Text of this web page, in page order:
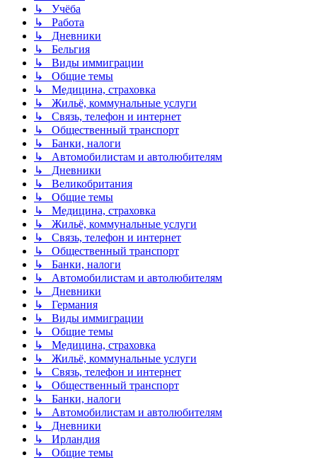
↳ Учёба
↳ Работа
↳ Дневники
↳ Бельгия
↳ Виды иммиграции
↳ Общие темы
↳ Медицина, страховка
↳ Жильё, коммунальные услуги
↳ Связь, телефон и интернет
↳ Общественный транспорт
↳ Банки, налоги
↳ Автомобилистам и автолюбителям
↳ Дневники
↳ Великобритания
↳ Общие темы
↳ Медицина, страховка
↳ Жильё, коммунальные услуги
↳ Связь, телефон и интернет
↳ Общественный транспорт
↳ Банки, налоги
↳ Автомобилистам и автолюбителям
↳ Дневники
↳ Германия
↳ Виды иммиграции
↳ Общие темы
↳ Медицина, страховка
↳ Жильё, коммунальные услуги
↳ Связь, телефон и интернет
↳ Общественный транспорт
↳ Банки, налоги
↳ Автомобилистам и автолюбителям
↳ Дневники
↳ Ирландия
↳ Общие темы